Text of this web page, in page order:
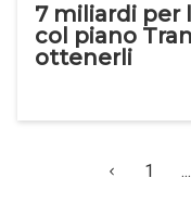
7 miliardi per
col piano
ottenerli
1 ...